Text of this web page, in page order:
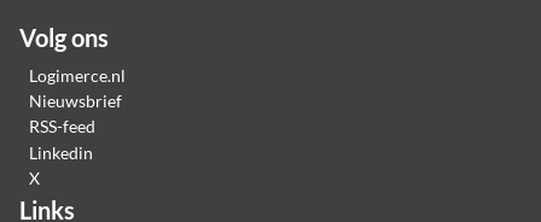
Volg ons
Logimerce.nl
Nieuwsbrief
RSS-feed
Linkedin
X
Links